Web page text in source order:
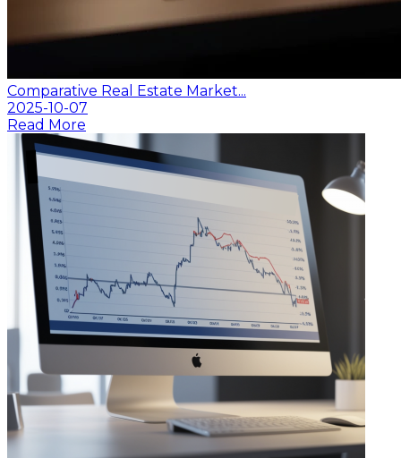
Comparative Real Estate Market...
2025-10-07
Read More